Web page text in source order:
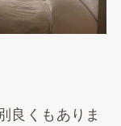
良くもありま